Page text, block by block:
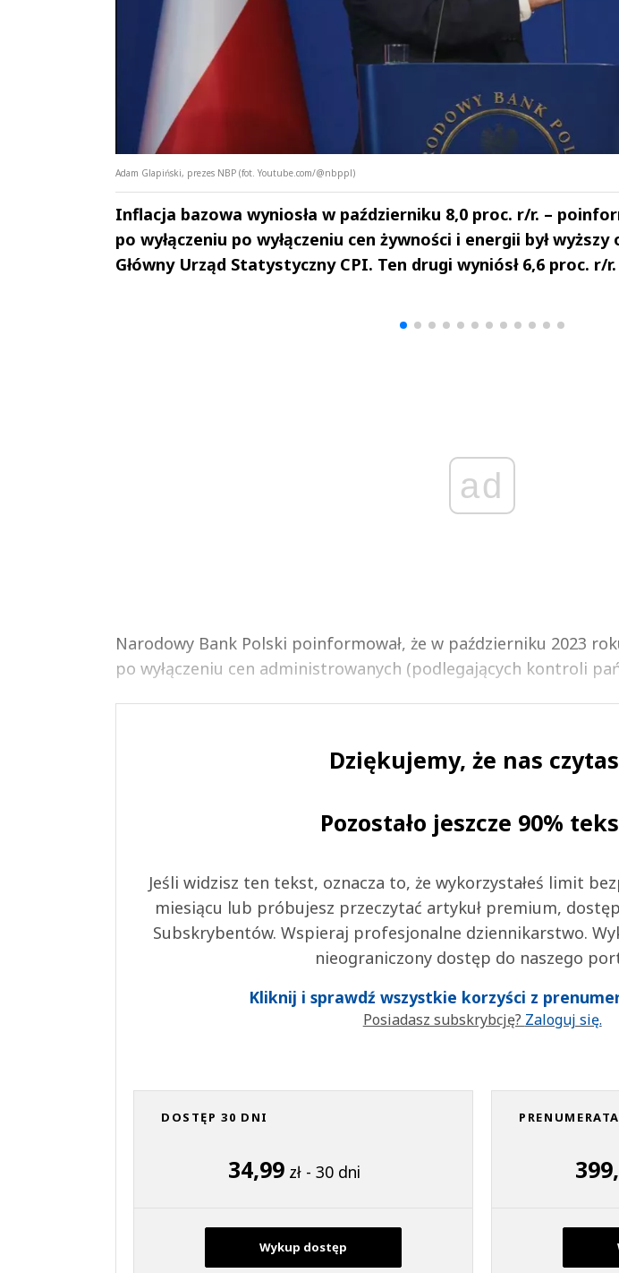
Adam Glapiński, prezes NBP (fot. Youtube.com/@nbppl)
Inflacja bazowa wyniosła w październiku 8,0 proc. r/r. –
po wyłączeniu po wyłączeniu cen żywności i energii był
Główny Urząd Statystyczny CPI. Ten drugi wyniósł 6,6 proc. r/r.
ad
Narodowy Bank Polski poinformował, że w październiku 2023
po wyłączeniu cen administrowanych (podlegających kontroli
Dziękujemy, że nas
Pozostało jeszcze 90%
Jeśli widzisz ten tekst, oznacza to, że wykorzystałeś limit
miesiącu lub próbujesz przeczytać artykuł premium,
Subskrybentów. Wspieraj profesjonalne dziennikarstwo.
nieograniczony dostęp do naszego
Kliknij i sprawdź wszystkie korzyści z
Posiadasz subskrybcję? Zaloguj się.
DOSTĘP 30 DNI
34,99 zł - 30 dni
Wykup dostęp
Andrzej i Marta
Marta i Andrzej